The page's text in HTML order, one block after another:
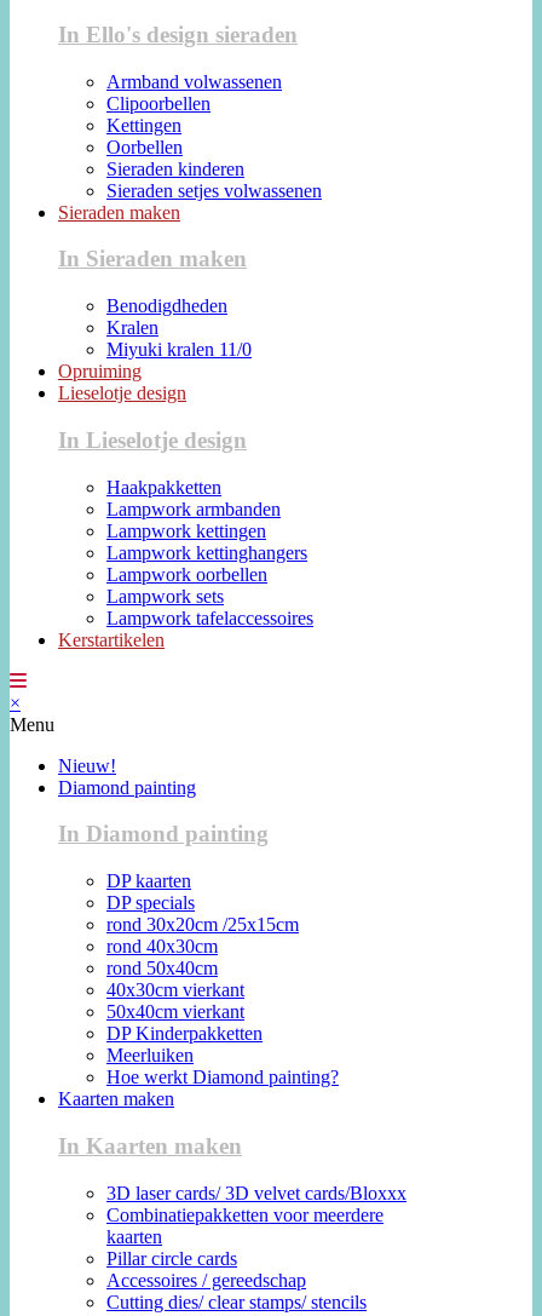
In Ello's design sieraden
Armband volwassenen
Clipoorbellen
Kettingen
Oorbellen
Sieraden kinderen
Sieraden setjes volwassenen
Sieraden maken
In Sieraden maken
Benodigdheden
Kralen
Miyuki kralen 11/0
Opruiming
Lieselotje design
In Lieselotje design
Haakpakketten
Lampwork armbanden
Lampwork kettingen
Lampwork kettinghangers
Lampwork oorbellen
Lampwork sets
Lampwork tafelaccessoires
Kerstartikelen
×
Menu
Nieuw!
Diamond painting
In Diamond painting
DP kaarten
DP specials
rond 30x20cm /25x15cm
rond 40x30cm
rond 50x40cm
40x30cm vierkant
50x40cm vierkant
DP Kinderpakketten
Meerluiken
Hoe werkt Diamond painting?
Kaarten maken
In Kaarten maken
3D laser cards/ 3D velvet cards/Bloxxx
Combinatiepakketten voor meerdere
kaarten
Pillar circle cards
Accessoires / gereedschap
Cutting dies/ clear stamps/ stencils